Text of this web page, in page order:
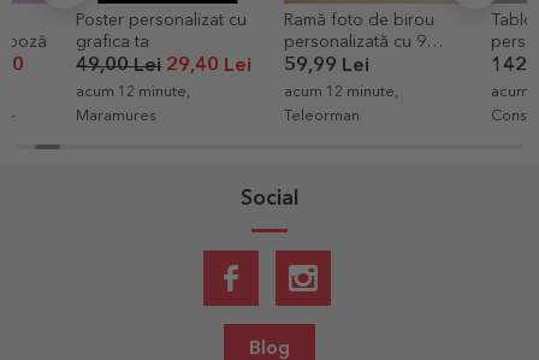
Poster personalizat cu
grafica ta
49,00 Lei29,40 Lei
acum 12 minute,
Maramures
Ramă foto de birou
personalizată cu 9
poze și text - Happy
59,99 Lei
acum 12 minute,
Teleorman
Tablou
personalizat
fotografii și
142,00 Lei
acum 15
Constanta
Social
Blog